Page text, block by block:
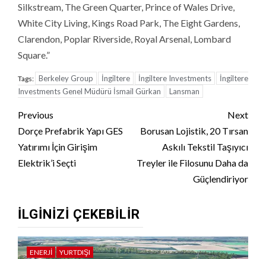
Silkstream, The Green Quarter, Prince of Wales Drive,
White City Living, Kings Road Park, The Eight Gardens,
Clarendon, Poplar Riverside, Royal Arsenal, Lombard
Square.”
Tags: Berkeley Group İngiltere İngiltere Investments
İngiltere
Investments Genel Müdürü İsmail Gürkan
Lansman
Continue
Reading
Previous
Dorçe Prefabrik Yapı GES
Yatırımı İçin Girişim
Elektrik’i Seçti
Next
Borusan Lojistik, 20 Tırsan
Askılı Tekstil Taşıyıcı
Treyler ile Filosunu Daha da
Güçlendiriyor
İLGINIZI ÇEKEBILIR
ENERJI YURTDIŞI